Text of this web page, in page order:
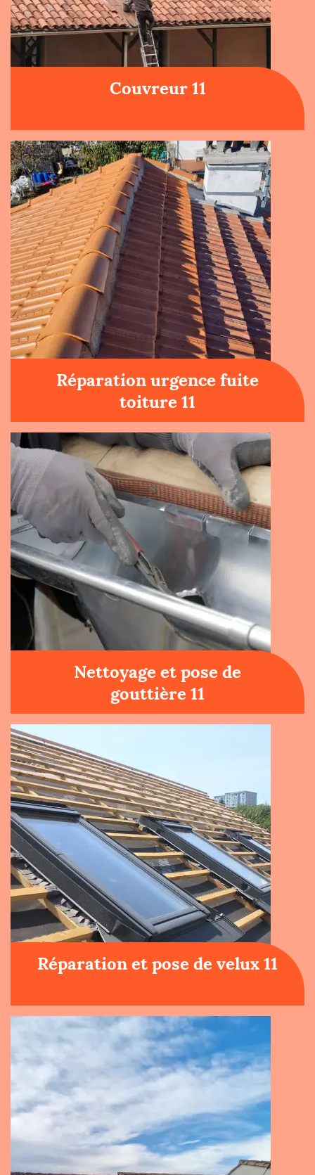
Couvreur 11
Réparation urgence fuite
toiture 11
Nettoyage et pose de
gouttière 11
Réparation et pose de velux 11